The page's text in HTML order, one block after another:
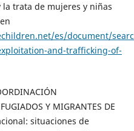
trata de mujeres y niñas
es/document/
and-trafficking-of-
Y MIGRANTES DE
situaciones de